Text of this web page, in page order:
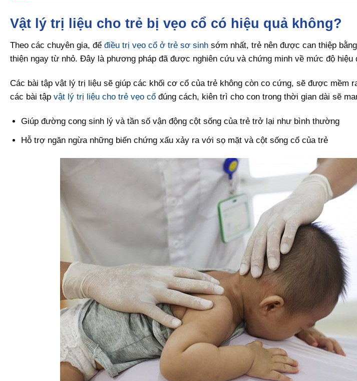
Vật lý trị liệu cho trẻ bị vẹo cổ có hiệu quả không?
Theo các chuyên gia, để điều trị vẹo cổ ở trẻ sơ sinh sớm nhất, trẻ nên được can thiệp
thiện ngay từ nhỏ. Đây là phương pháp đã được nghiên cứu và chứng minh về mức độ hiệu
Các bài tập vật lý trị liệu sẽ giúp các khối cơ cổ của trẻ không còn co cứng, sẽ được mềm
các bài tập vật lý trị liệu cho trẻ vẹo cổ đúng cách, kiên trì cho con trong thời gian dài sẽ
Giúp đường cong sinh lý và tần số vận động cột sống của trẻ trở lại như bình thường
Hỗ trợ ngăn ngừa những biến chứng xấu xảy ra với sọ mặt và cột sống cổ của trẻ